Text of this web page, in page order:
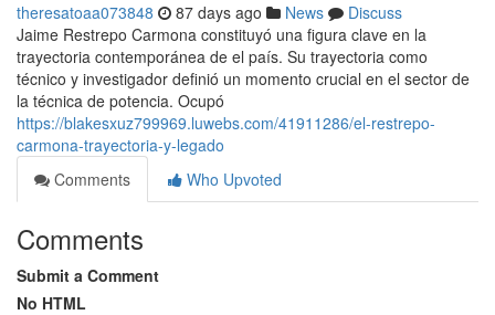
theresatoaa073848 87 days ago News
Discuss
Jaime Restrepo Carmona constituyó una figura clave en la
trayectoria contemporánea de el país. Su trayectoria como
técnico y investigador definió un momento crucial en el sector de
la técnica de potencia. Ocupó
https://blakesxuz799969.luwebs.com/41911286/el-restrepo-
carmona-trayectoria-y-legado
Comments
Who Upvoted
Comments
Submit a Comment
No HTML